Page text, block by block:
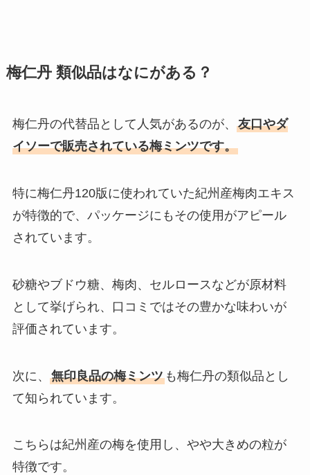
のおでんパックは買える？
冷麺の麺 どこで売ってる？業務ス
ーパーで購入できる？
子持ちヤリイカ どこで売ってる？
梅仁丹 類似品はなにがある？
梅仁丹の代替品として人気があるのが、 友口やダ
イソーで販売されている梅ミンツです。
特に梅仁丹120版に使われていた紀州産梅肉エキス
が特徴的で、パッケージにもその使用がアピール
されています。
砂糖やブドウ糖、梅肉、セルロースなどが原材料
として挙げられ、口コミではその豊かな味わいが
評価されています。
次に、 無印良品の梅ミンツも梅仁丹の類似品とし
て知られています。
こちらは紀州産の梅を使用し、やや大きめの粒が
特徴です。